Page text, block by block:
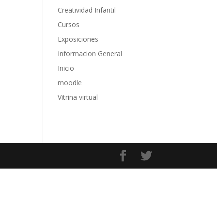
Creatividad Infantil
Cursos
Exposiciones
Informacion General
Inicio
moodle
Vitrina virtual